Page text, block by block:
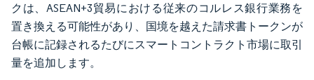
クは、ASEAN+3貿易における従来のコルレス銀行業務を
置き換える可能性があり、国境を越えた請求書トークンが
台帳に記録されるたびにスマートコントラクト市場に取引
量を追加します。